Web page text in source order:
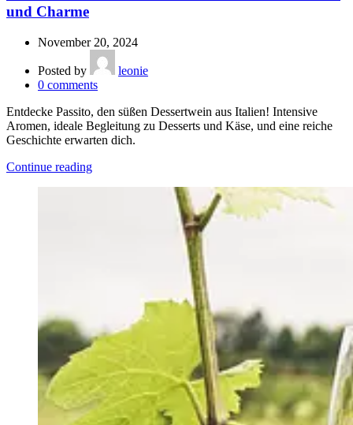
und Charme
November 20, 2024
Posted by
leonie
0 comments
Entdecke Passito, den süßen Dessertwein aus Italien! Intensive
Aromen, ideale Begleitung zu Desserts und Käse, und eine reiche
Geschichte erwarten dich.
Continue reading